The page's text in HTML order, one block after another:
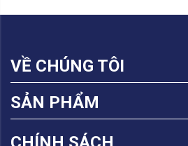
VỀ CHÚNG TÔI
SẢN PHẨM